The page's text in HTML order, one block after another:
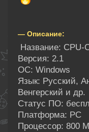
— Описание:
Название: CPU-
Версия: 2.1
ОС: Windows
Язык: Русский,
Венгерский и др.
Статус ПО:
Платформа: PC
Процессор: 800